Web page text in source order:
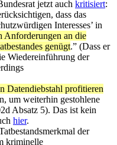
jetzt auch kritisiert:
dass das
Interesses’ in
Anforderungen an die
genügt.” (Dass er
Wiedereinführung der
Datendiebstahl profitieren
um weiterhin gestohlene
Absatz 5). Das ist kein
hier.
der
kriminelle